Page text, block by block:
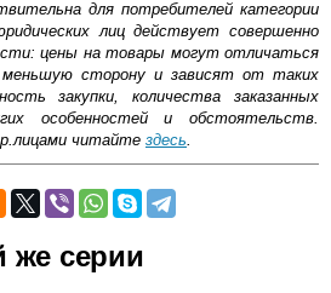
для потребителей категории
лиц действует совершенно
цены на товары могут отличаться
сторону и зависят от таких
закупки, количества заказанных
особенностей и обстоятельств.
читайте здесь.
же серии